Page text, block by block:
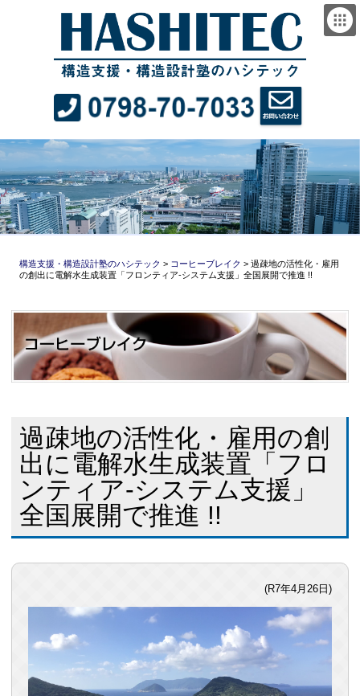
構造支援・構造設計塾のハシテック > コーヒーブレイク >過疎地の活性化・雇用
の創出に電解水生成装置「フロンティア‐システム支援」全国展開で推進 !!
過疎地の活性化・雇用の創
出に電解水生成装置「フロ
ンティア‐システム支援」
全国展開で推進 !!
(R7年4月26日)